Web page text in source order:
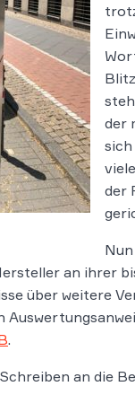
der
sich
der
an ihrer
über weitere
.
an die